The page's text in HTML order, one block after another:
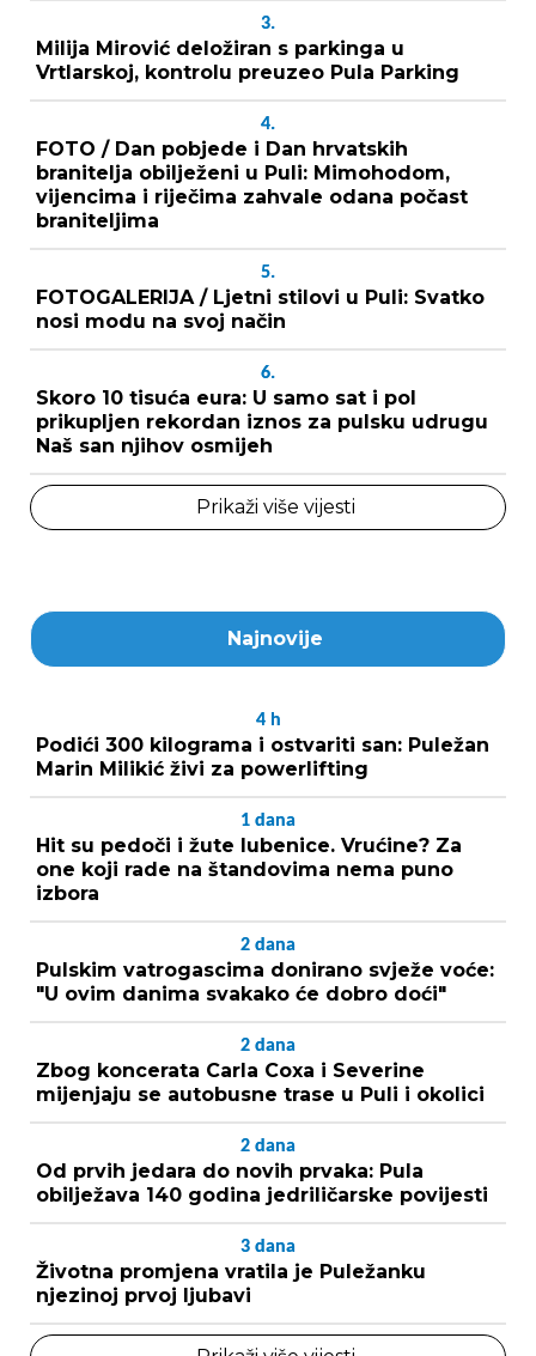
3.
Milija Mirović deložiran s parkinga u
Vrtlarskoj, kontrolu preuzeo Pula Parking
4.
FOTO / Dan pobjede i Dan hrvatskih
branitelja obilježeni u Puli: Mimohodom,
vijencima i riječima zahvale odana počast
braniteljima
5.
FOTOGALERIJA / Ljetni stilovi u Puli: Svatko
nosi modu na svoj način
6.
Skoro 10 tisuća eura: U samo sat i pol
prikupljen rekordan iznos za pulsku udrugu
Naš san njihov osmijeh
Prikaži više vijesti
Najnovije
4 h
Podići 300 kilograma i ostvariti san: Puležan
Marin Milikić živi za powerlifting
1 dana
Hit su pedoči i žute lubenice. Vrućine? Za
one koji rade na štandovima nema puno
izbora
2 dana
Pulskim vatrogascima donirano svježe voće:
"U ovim danima svakako će dobro doći"
2 dana
Zbog koncerata Carla Coxa i Severine
mijenjaju se autobusne trase u Puli i okolici
2 dana
Od prvih jedara do novih prvaka: Pula
obilježava 140 godina jedriličarske povijesti
3 dana
Životna promjena vratila je Puležanku
njezinoj prvoj ljubavi